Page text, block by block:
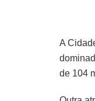
A
de 104